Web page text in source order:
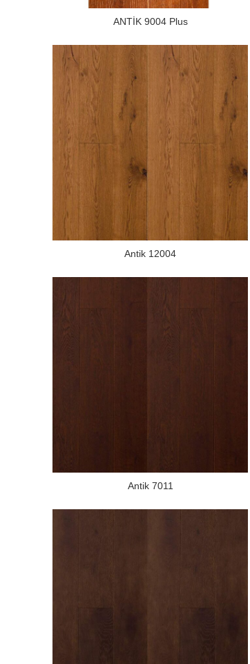
ANTİK 9004 Plus
Antik 12004
Antik 7011